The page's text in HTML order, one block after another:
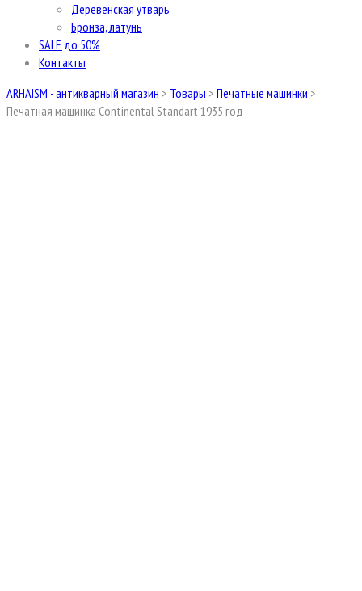
Деревенская утварь
Бронза, латунь
SALE до 50%
Контакты
ARHAISM - антикварный магазин > Товары > Печатные машинки >
Печатная машинка Continental Standart 1935 год